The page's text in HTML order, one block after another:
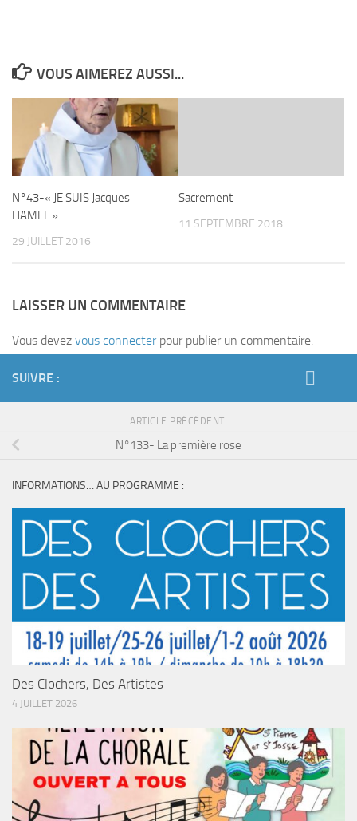
VOUS AIMEREZ AUSSI...
N°43-« JE SUIS Jacques
HAMEL »
29 JUILLET 2016
Sacrement
11 SEPTEMBRE 2018
LAISSER UN COMMENTAIRE
Vous devez vous connecterpour publier un commentaire.
SUIVRE :
ARTICLE PRÉCÉDENT
N°133- La première rose
INFORMATIONS… AU PROGRAMME :
Des Clochers, Des Artistes
4 JUILLET 2026